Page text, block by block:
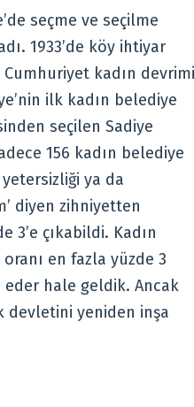
seçme ve seçilme
1933’de köy ihtiyar
Cumhuriyet kadın devrimi
ilk kadın belediye
seçilen Sadiye
156 kadın belediye
yetersizliği ya da
diyen zihniyetten
3’e çıkabildi. Kadın
en fazla yüzde 3
hale geldik. Ancak
devletini yeniden inşa